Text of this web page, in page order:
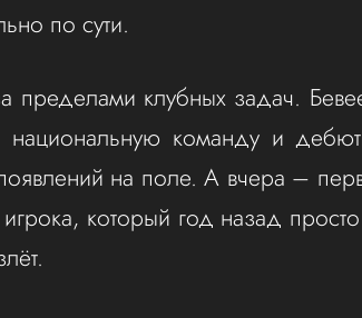
по сути.
пределами клубных задач.
национальную команду и
на поле. А вчера –
который год назад